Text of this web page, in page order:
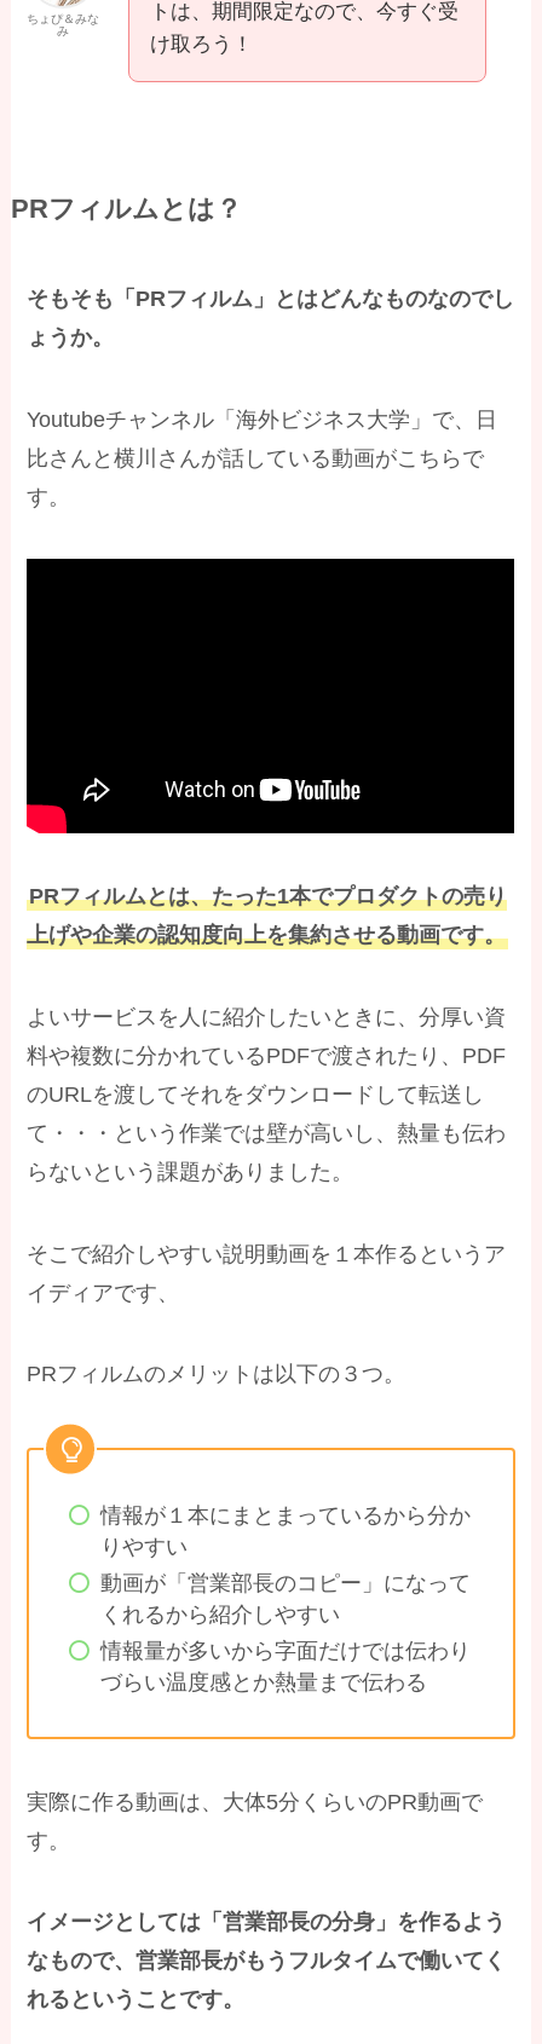
ちょぴ＆みな
み
トは、期間限定なので、今すぐ受
け取ろう！
PRフィルムとは？
そもそも「PRフィルム」とはどんなものなのでし
ょうか。
Youtubeチャンネル「海外ビジネス大学」で、日
比さんと横川さんが話している動画がこちらで
す。
PRフィルムとは、たった1本でプロダクトの売り
上げや企業の認知度向上を集約させる動画です。
よいサービスを人に紹介したいときに、分厚い資
料や複数に分かれているPDFで渡されたり、PDF
のURLを渡してそれをダウンロードして転送し
て・・・という作業では壁が高いし、熱量も伝わ
らないという課題がありました。
そこで紹介しやすい説明動画を１本作るというア
イディアです、
PRフィルムのメリットは以下の３つ。
情報が１本にまとまっているから分か
りやすい
動画が「営業部長のコピー」になって
くれるから紹介しやすい
情報量が多いから字面だけでは伝わり
づらい温度感とか熱量まで伝わる
実際に作る動画は、大体5分くらいのPR動画で
す。
イメージとしては「営業部長の分身」を作るよう
なもので、営業部長がもうフルタイムで働いてく
れるということです。